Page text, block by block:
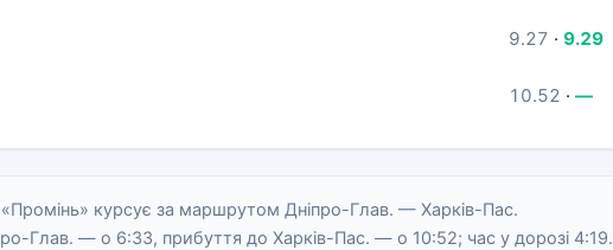
9.27 · 9.29
10.52 · —
курсує за маршрутом Дніпро-Глав. — Харків-Пас.
Глав. — о 6:33, прибуття до Харків-Пас. — о 10:52; час у дорозі 4:19.